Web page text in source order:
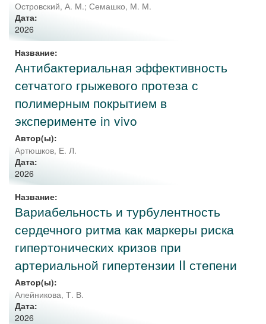
Островский, А. М.; Семашко, М. М.
Дата:
2026
Название:
Антибактериальная эффективность
сетчатого грыжевого протеза с
полимерным покрытием в
эксперименте in vivo
Автор(ы):
Артюшков, Е. Л.
Дата:
2026
Название:
Вариабельность и турбулентность
сердечного ритма как маркеры риска
гипертонических кризов при
артериальной гипертензии II степени
Автор(ы):
Алейникова, Т. В.
Дата:
2026